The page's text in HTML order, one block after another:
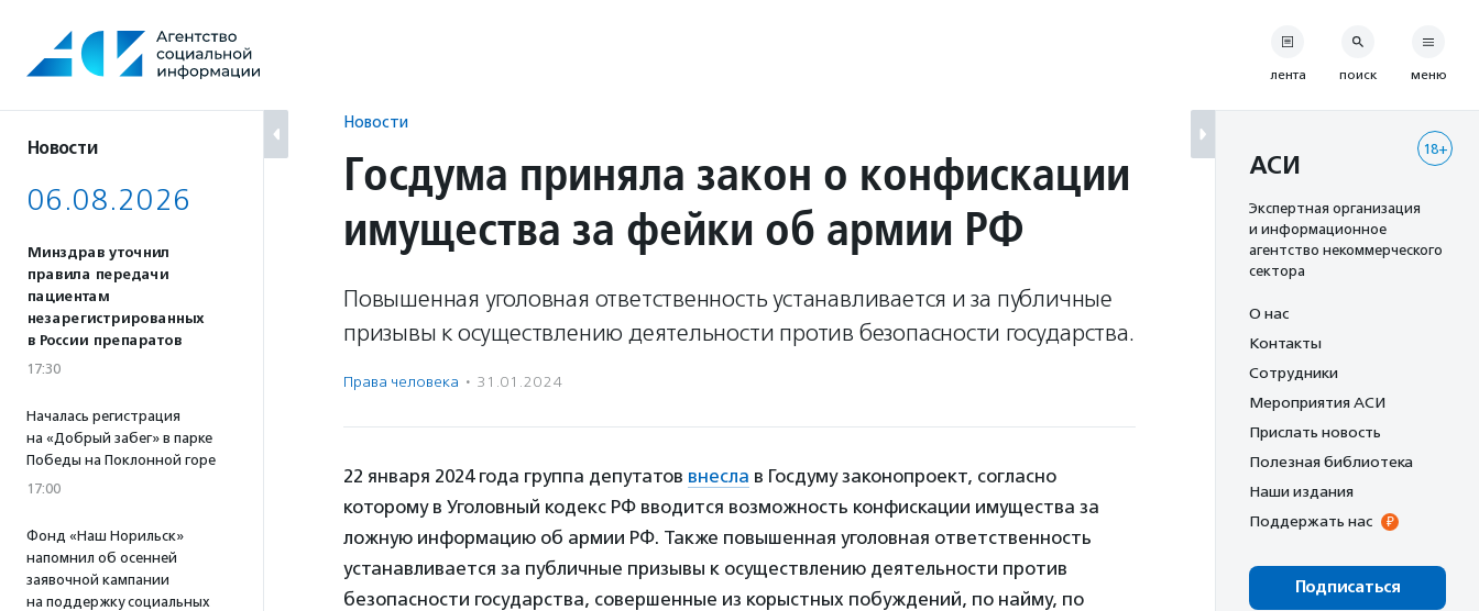
содержанию
Новости
06.08.2026
Минздрав уточнил
правила передачи
пациентам
незарегистрированных
в России препаратов
17:30
Началась регистрация
на «Добрый забег» в парке
Победы на Поклонной горе
17:00
Фонд «Наш Норильск»
напомнил об осенней
заявочной кампании
на поддержку социальных
Новости
Госдума приняла закон о конфискации
имущества за фейки об армии РФ
Повышенная уголовная ответственность устанавливается и за публичные
призывы к осуществлению деятельности против безопасности государства.
Права человека · 31.01.2024
22 января 2024 года группа депутатов внесла в Госдуму законопроект, согласно
которому в Уголовный кодекс РФ вводится возможность конфискации имущества за
ложную информацию об армии РФ. Также повышенная уголовная ответственность
устанавливается за публичные призывы к осуществлению деятельности против
безопасности государства, совершенные из корыстных побуждений, по найму, по
лента поиск меню
18+
АСИ
Экспертная организация
и информационное
агентство некоммерческого
сектора
О нас
Контакты
Сотрудники
Мероприятия АСИ
Прислать новость
Полезная библиотека
Наши издания
Поддержать нас
Подписаться